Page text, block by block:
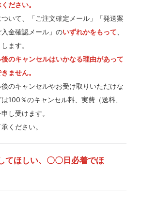
ださい。
いて、「ご注文確定メール」「発送案
金確認メール」のいずれかをもって
ます。
のキャンセルはいかなる理由があって
ません。
のキャンセルやお受け取りいただけな
100％のキャンセル料、実費（送料、
し受けます。
ください。
てほしい、〇〇日必着でほ